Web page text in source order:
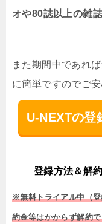
オや80誌以上の雑
また期間中であれ
に簡単ですのでご安
U-NEXTの登
登録方法＆解
※無料トライアル中（
約金等はかからず解約で